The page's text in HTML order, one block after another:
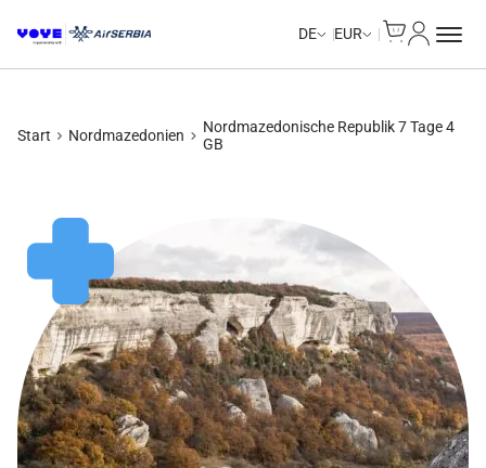
DE EUR
Start Nordmazedonien
Nordmazedonische Republik 7 Tage 4
GB